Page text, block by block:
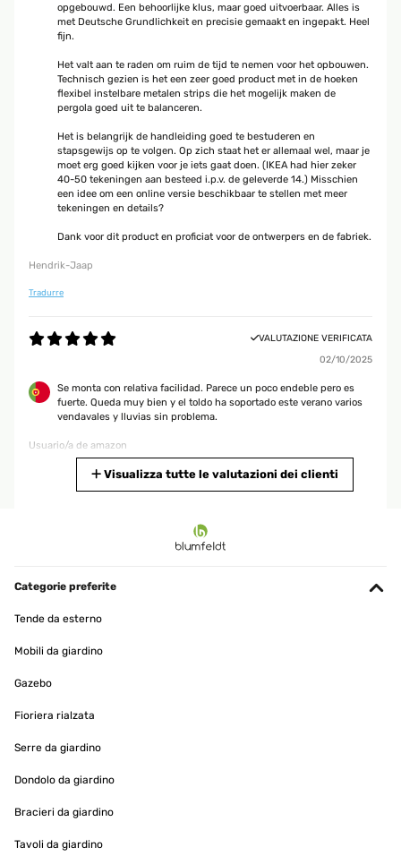
opgebouwd. Een behoorlijke klus, maar goed uitvoerbaar. Alles is
met Deutsche Grundlichkeit en precisie gemaakt en ingepakt. Heel
fijn.
Het valt aan te raden om ruim de tijd te nemen voor het opbouwen.
Technisch gezien is het een zeer goed product met in de hoeken
flexibel instelbare metalen strips die het mogelijk maken de
pergola goed uit te balanceren.
Het is belangrijk de handleiding goed te bestuderen en
stapsgewijs op te volgen. Op zich staat het er allemaal wel, maar je
moet erg goed kijken voor je iets gaat doen. (IKEA had hier zeker
40-50 tekeningen aan besteed i.p.v. de geleverde 14.) Misschien
een idee om een online versie beschikbaar te stellen met meer
tekeningen en details?
Dank voor dit product en proficiat voor de ontwerpers en de fabriek.
Hendrik-Jaap
Tradurre
VALUTAZIONE VERIFICATA
02/10/2025
Se monta con relativa facilidad. Parece un poco endeble pero es
fuerte. Queda muy bien y el toldo ha soportado este verano varios
vendavales y lluvias sin problema.
Usuario/a de amazon
c est le montage qui est quand même assez complexe...
Ina
Visualizza tutte le valutazioni dei clienti
Categorie preferite
Tende da esterno
Mobili da giardino
Gazebo
Fioriera rialzata
Serre da giardino
Dondolo da giardino
Bracieri da giardino
Tavoli da giardino